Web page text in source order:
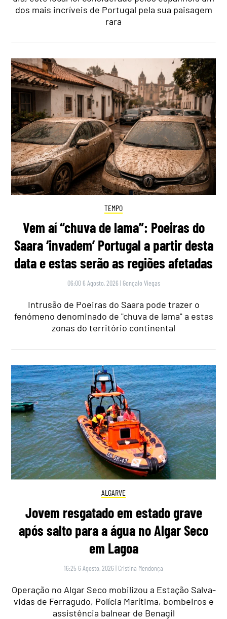
dos mais incríveis de Portugal pela sua paisagem
rara
TEMPO
Vem aí “chuva de lama”: Poeiras do
Saara ‘invadem’ Portugal a partir desta
data e estas serão as regiões afetadas
06:00 6 Agosto, 2026 | Gonçalo Viegas
Intrusão de Poeiras do Saara pode trazer o
fenómeno denominado de "chuva de lama" a estas
zonas do território continental
ALGARVE
Jovem resgatado em estado grave
após salto para a água no Algar Seco
em Lagoa
16:25 6 Agosto, 2026 | Cristina Mendonça
Operação no Algar Seco mobilizou a Estação Salva-
vidas de Ferragudo, Polícia Marítima, bombeiros e
assistência balnear de Benagil